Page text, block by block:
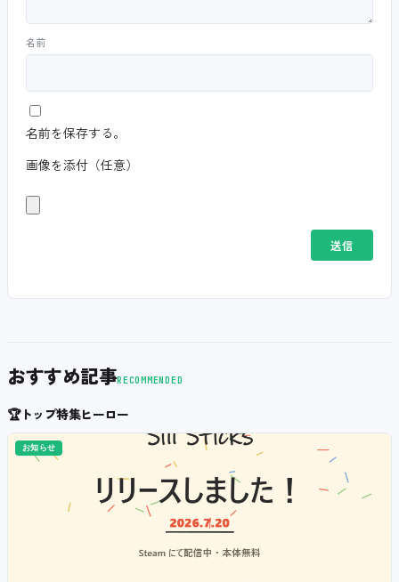
名前
名前を保存する。
画像を添付（任意）
おすすめ記事RECOMMENDED
🏆トップ特集ヒーロー
お知らせ